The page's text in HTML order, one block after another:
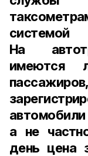
На
имеются
а не
день цена